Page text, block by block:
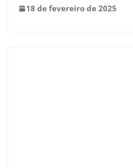
18 de fevereiro de 2025